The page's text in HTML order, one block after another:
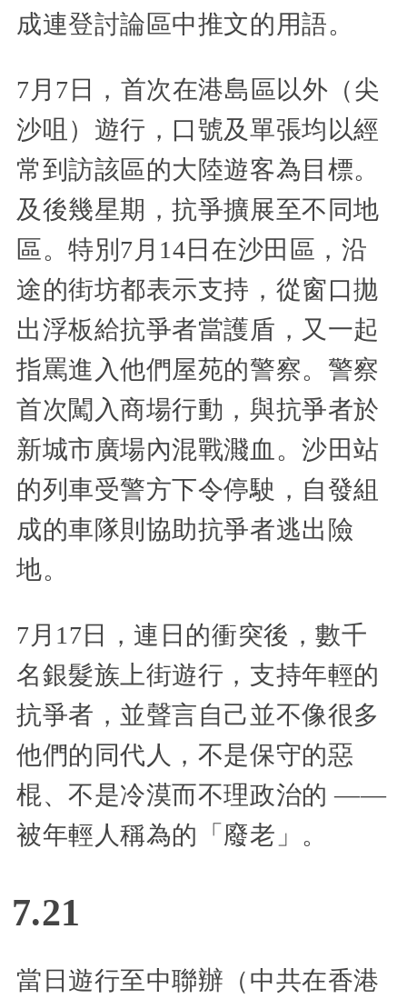
成連登討論區中推文的用語。
7月7日，首次在港島區以外（尖
沙咀）遊行，口號及單張均以經
常到訪該區的大陸遊客為目標。
及後幾星期，抗爭擴展至不同地
區。特別7月14日在沙田區，沿
途的街坊都表示支持，從窗口拋
出浮板給抗爭者當護盾，又一起
指罵進入他們屋苑的警察。警察
首次闖入商場行動，與抗爭者於
新城市廣場內混戰濺血。沙田站
的列車受警方下令停駛，自發組
成的車隊則協助抗爭者逃出險
地。
7月17日，連日的衝突後，數千
名銀髮族上街遊行，支持年輕的
抗爭者，並聲言自己並不像很多
他們的同代人，不是保守的惡
棍、不是冷漠而不理政治的 ——
被年輕人稱為的「廢老」。
7.21
當日遊行至中聯辦（中共在香港